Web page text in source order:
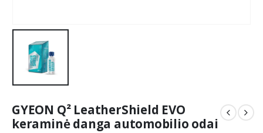
GYEON Q² LeatherShield EVO
keraminė danga automobilio odai